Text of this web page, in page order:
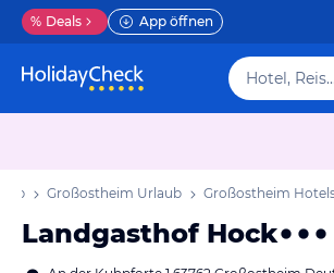
% Deals App öffnen
Hotel,
Großostheim Urlaub Großostheim
Landgasthof Hock